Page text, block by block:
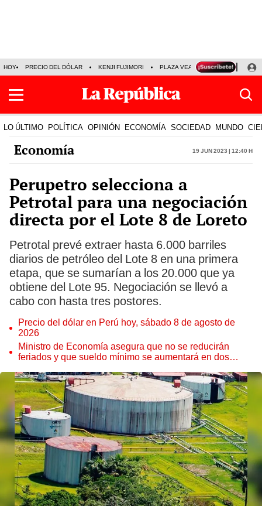
HOY PRECIO DEL DÓLAR KENJI FUJIMORI PLAZA VEA FERIADOS
LO ÚLTIMO POLÍTICA OPINIÓN ECONOMÍA SOCIEDAD MUNDO
Economía 19 Jun 2023 | 12:40 h
Perupetro selecciona a
Petrotal para una negociación
directa por el Lote 8 de Loreto
Petrotal prevé extraer hasta 6.000 barriles
diarios de petróleo del Lote 8 en una primera
etapa, que se sumarían a los 20.000 que ya
obtiene del Lote 95. Negociación se llevó a
cabo con hasta tres postores.
Precio del dólar en Perú hoy, sábado 8 de agosto de
2026
Ministro de Economía asegura que no se reducirán
feriados y que sueldo mínimo se aumentará en dos